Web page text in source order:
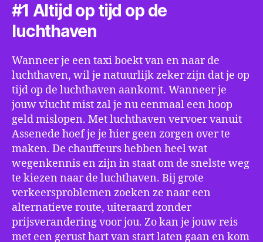
#1 Altijd op tijd op de
luchthaven
Wanneer je een taxi boekt van en naar de
luchthaven, wil je natuurlijk zeker zijn dat je op
tijd op de luchthaven aankomt. Wanneer je
jouw vlucht mist zal je nu eenmaal een hoop
geld mislopen. Met luchthaven vervoer vanuit
Assenede hoef je je hier geen zorgen over te
maken. De chauffeurs hebben heel wat
wegenkennis en zijn in staat om de snelste weg
te kiezen naar de luchthaven. Bij grote
verkeersproblemen zoeken ze naar een
alternatieve route, uiteraard zonder
prijsverandering voor jou. Zo kan je jouw reis
met een gerust hart van start laten gaan en kom